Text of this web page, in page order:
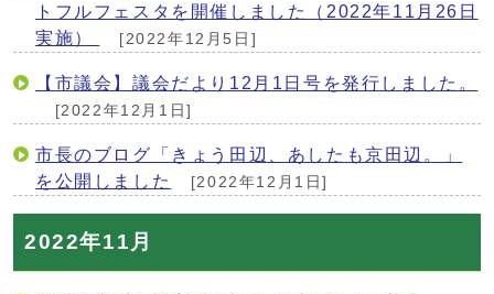
トフルフェスタを開催しました（2022年11月26日
実施）
[2022年12月5日]
【市議会】議会だより12月1日号を発行しました。
[2022年12月1日]
市長のブログ「きょう田辺、あしたも京田辺。」
を公開しました
[2022年12月1日]
2022年11月